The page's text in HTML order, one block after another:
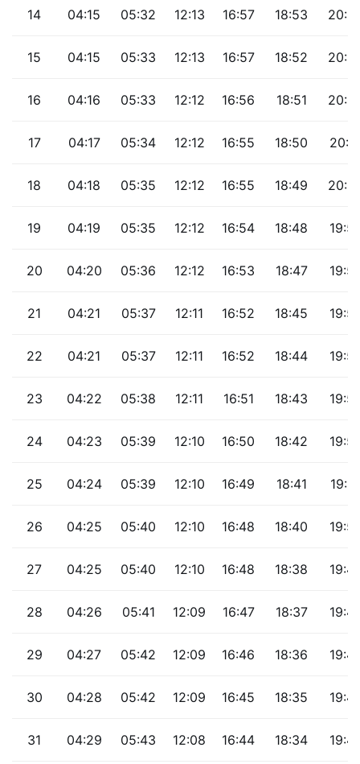
14 04:15 05:32 12:13 16:57 18:53
15 04:15 05:33 12:13 16:57 18:52
16 04:16 05:33 12:12 16:56 18:51
17 04:17 05:34 12:12 16:55 18:50
18 04:18 05:35 12:12 16:55 18:49
19 04:19 05:35 12:12 16:54 18:48
20 04:20 05:36 12:12 16:53 18:47
21 04:21 05:37 12:11 16:52 18:45
22 04:21 05:37 12:11 16:52 18:44
23 04:22 05:38 12:11 16:51 18:43
24 04:23 05:39 12:10 16:50 18:42
25 04:24 05:39 12:10 16:49 18:41 19:51
26 04:25 05:40 12:10 16:48 18:40
27 04:25 05:40 12:10 16:48 18:38
28 04:26 05:41 12:09 16:47 18:37
29 04:27 05:42 12:09 16:46 18:36
30 04:28 05:42 12:09 16:45 18:35
31 04:29 05:43 12:08 16:44 18:34